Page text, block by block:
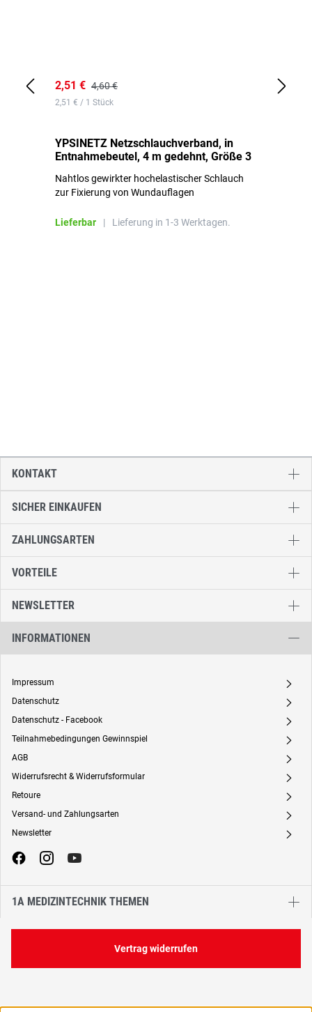
2,51 € 4,60 €
2,51 € / 1 Stück
YPSINETZ Netzschlauchverband, in
Entnahmebeutel, 4 m gedehnt, Größe 3
Nahtlos gewirkter hochelastischer Schlauch
zur Fixierung von Wundauflagen
Lieferbar | Lieferung in 1-3 Werktagen.
SICHER EINKAUFEN
ZAHLUNGSARTEN
VORTEILE
NEWSLETTER
INFORMATIONEN
Impressum A
Datenschutz A
Datenschutz - Facebook A
Teilnahmebedingungen Gewinnspiel A
AGB A
Widerrufsrecht & Widerrufsformular A
Retoure A
Versand- und Zahlungsarten A
Newsletter A
1A MEDIZINTECHNIK THEMEN
KONTAKT
Vertrag widerrufen